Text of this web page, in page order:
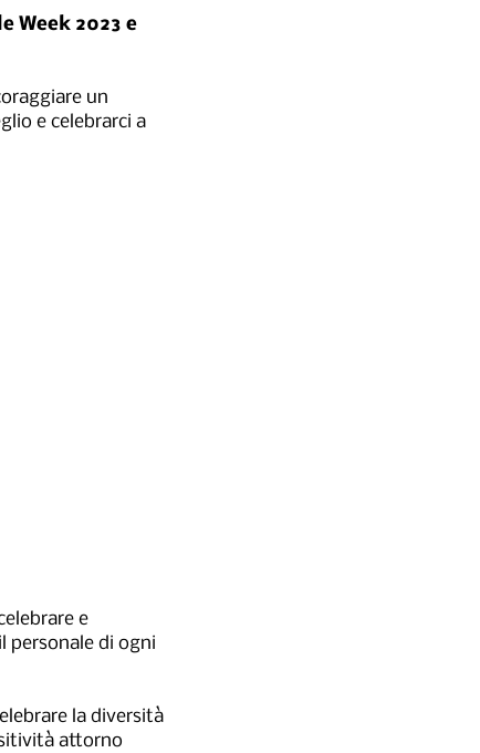
Week 2023 e
un
e celebrarci a
e
personale di ogni
la diversità
attorno